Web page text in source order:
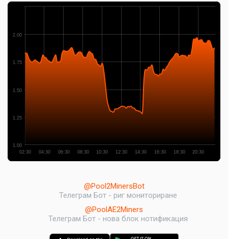
02:30 04:30 06:30 08:30 10:30 12:30 14:30 16:30 18:30 20:30
1.00
1.25
1.50
1.75
2.00
@Pool2MinersBot
Телеграм Бот - риг мониториране
@PoolAE2Miners
Телеграм Бот - нова блок нотификация